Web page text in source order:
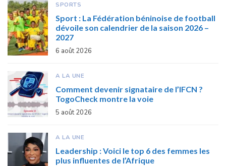
SPORTS
Sport : La Fédération béninoise de football
dévoile son calendrier de la saison 2026 –
2027
6 août 2026
A LA UNE
Comment devenir signataire de l’IFCN ?
TogoCheck montre la voie
5 août 2026
A LA UNE
Leadership : Voici le top 6 des femmes les
plus influentes de l’Afrique